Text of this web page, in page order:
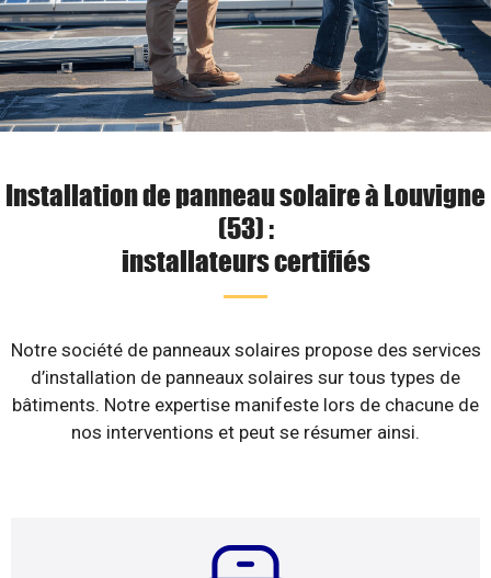
Installation de panneau solaire à Louvigne
(53) :
installateurs certifiés
Notre société de panneaux solaires propose des services
d’installation de panneaux solaires sur tous types de
bâtiments. Notre expertise manifeste lors de chacune de
nos interventions et peut se résumer ainsi.